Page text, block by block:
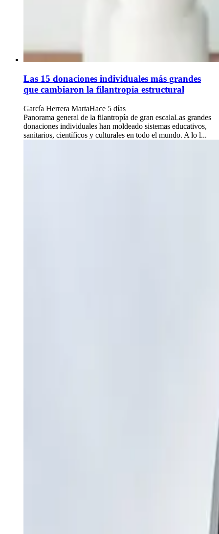
Las 15 donaciones individuales más grandes
que cambiaron la filantropía estructural
García Herrera MartaHace 5 días
Panorama general de la filantropía de gran escalaLas grandes
donaciones individuales han moldeado sistemas educativos,
sanitarios, científicos y culturales en todo el mundo. A lo l...